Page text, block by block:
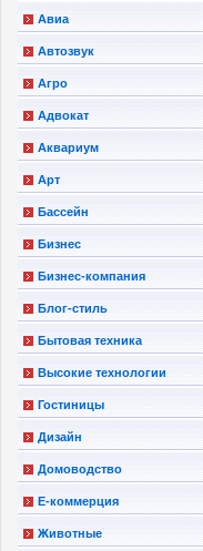
Авиа
Автозвук
Агро
Адвокат
Аквариум
Арт
Бассейн
Бизнес
Бизнес-компания
Блог-стиль
Бытовая техника
Высокие технологии
Гостиницы
Дизайн
Домоводство
Е-коммерция
Животные